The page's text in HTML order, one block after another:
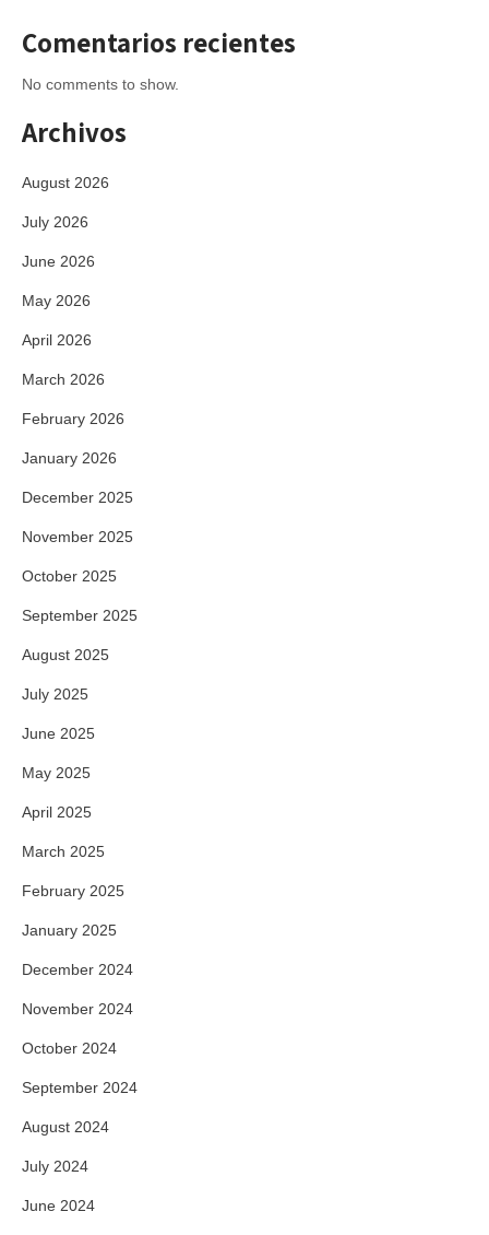
Comentarios recientes
No comments to show.
Archivos
August 2026
July 2026
June 2026
May 2026
April 2026
March 2026
February 2026
January 2026
December 2025
November 2025
October 2025
September 2025
August 2025
July 2025
June 2025
May 2025
April 2025
March 2025
February 2025
January 2025
December 2024
November 2024
October 2024
September 2024
August 2024
July 2024
June 2024